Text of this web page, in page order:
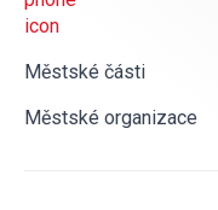
Městské části
Městské organizace